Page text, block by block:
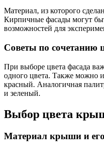
Материал, из которого
Кирпичные фасады могут
возможностей для
Советы по сочетанию
При выборе цвета фасада
одного цвета. Также можно
красный. Аналогичная
и зеленый.
Выбор цвета
Материал крыши и